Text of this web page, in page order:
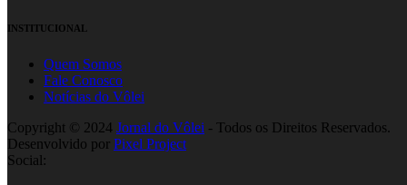
INSTITUCIONAL
Quem Somos
Fale Conosco
Notícias do Vôlei
Copyright © 2024 Jornal do Vôlei - Todos os Direitos Reservados.
Desenvolvido por Pixel Project
Social: